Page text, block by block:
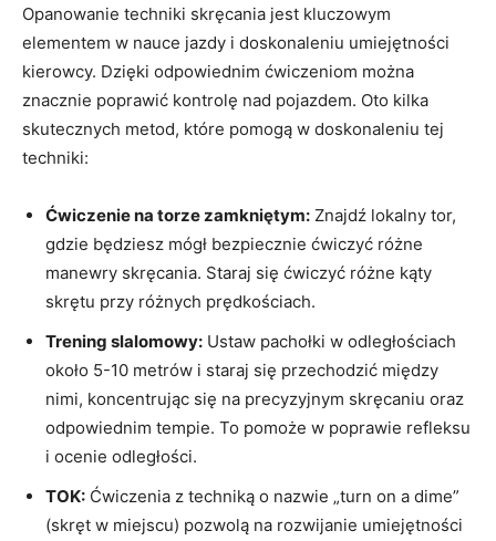
Opanowanie ⁣techniki skręcania jest kluczowym
elementem w nauce jazdy ‍i doskonaleniu umiejętności‌
kierowcy. Dzięki odpowiednim ćwiczeniom można
znacznie poprawić kontrolę nad pojazdem. Oto kilka
skutecznych metod, które pomogą w doskonaleniu tej
techniki:
Ćwiczenie na torze zamkniętym: Znajdź lokalny tor,
gdzie będziesz mógł bezpiecznie ćwiczyć różne‍
manewry skręcania. Staraj ‍się ćwiczyć różne kąty‌
skrętu przy różnych prędkościach.
Trening slalomowy: Ustaw pachołki w odległościach
około 5-10 metrów ⁤i staraj się przechodzić między
nimi, koncentrując ⁣się na‍ precyzyjnym skręcaniu ⁢oraz
odpowiednim ⁣tempie.⁤ To ‍pomoże w poprawie refleksu
⁣i ocenie odległości.
TOK: Ćwiczenia⁢ z techniką o nazwie „turn on a dime”
(skręt w miejscu) pozwolą ⁢na rozwijanie umiejętności